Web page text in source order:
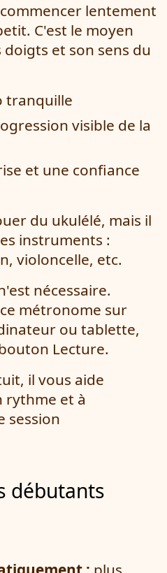
lentement
C'est le moyen
et son sens du
tranquille
visible de la
et une confiance
du ukulélé, mais il
instruments :
violoncelle, etc.
nécessaire.
métronome sur
ou tablette,
Lecture.
il vous aide
rythme et à
session